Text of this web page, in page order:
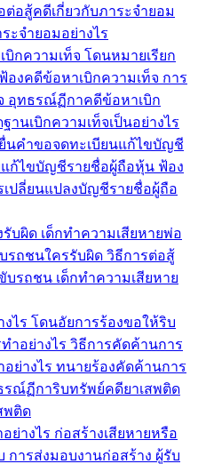
อสู้คดีเกี่ยวกับภาระจำยอม
ะจำยอมอย่างไร
กความเท็จ โดนหมายเรียก
องคดีข้อหาเบิกความเท็จ การ
อุทธรณ์ฏีกาคดีข้อหาเบิก
านเบิกความเท็จเป็นอย่างไร
นคำขอจดทะเบียนแก้ไขบัญชี
ก้ไขบัญชีรายชื่อผู้ถือหุ้น ฟ้อง
ปลี่ยนแปลงบัญชีรายชื่อผู้ถือ
บผิด เด็กทำความเสียหายพ่อ
รถชนใครรับผิด วิธีการต่อสู้
รถชน เด็กทำความเสียหาย
ไร โดนอัยการร้องขอให้ริบ
อย่างไร วิธีการคัดค้านการ
ย่างไร ทนายร้องคัดค้านการ
ณ์ฏีการิบทรัพย์คดียาเสพติด
พติด
ย่างไร ก่อสร้างเสียหายหรือ
การส่งมอบงานก่อสร้าง ผู้รับ